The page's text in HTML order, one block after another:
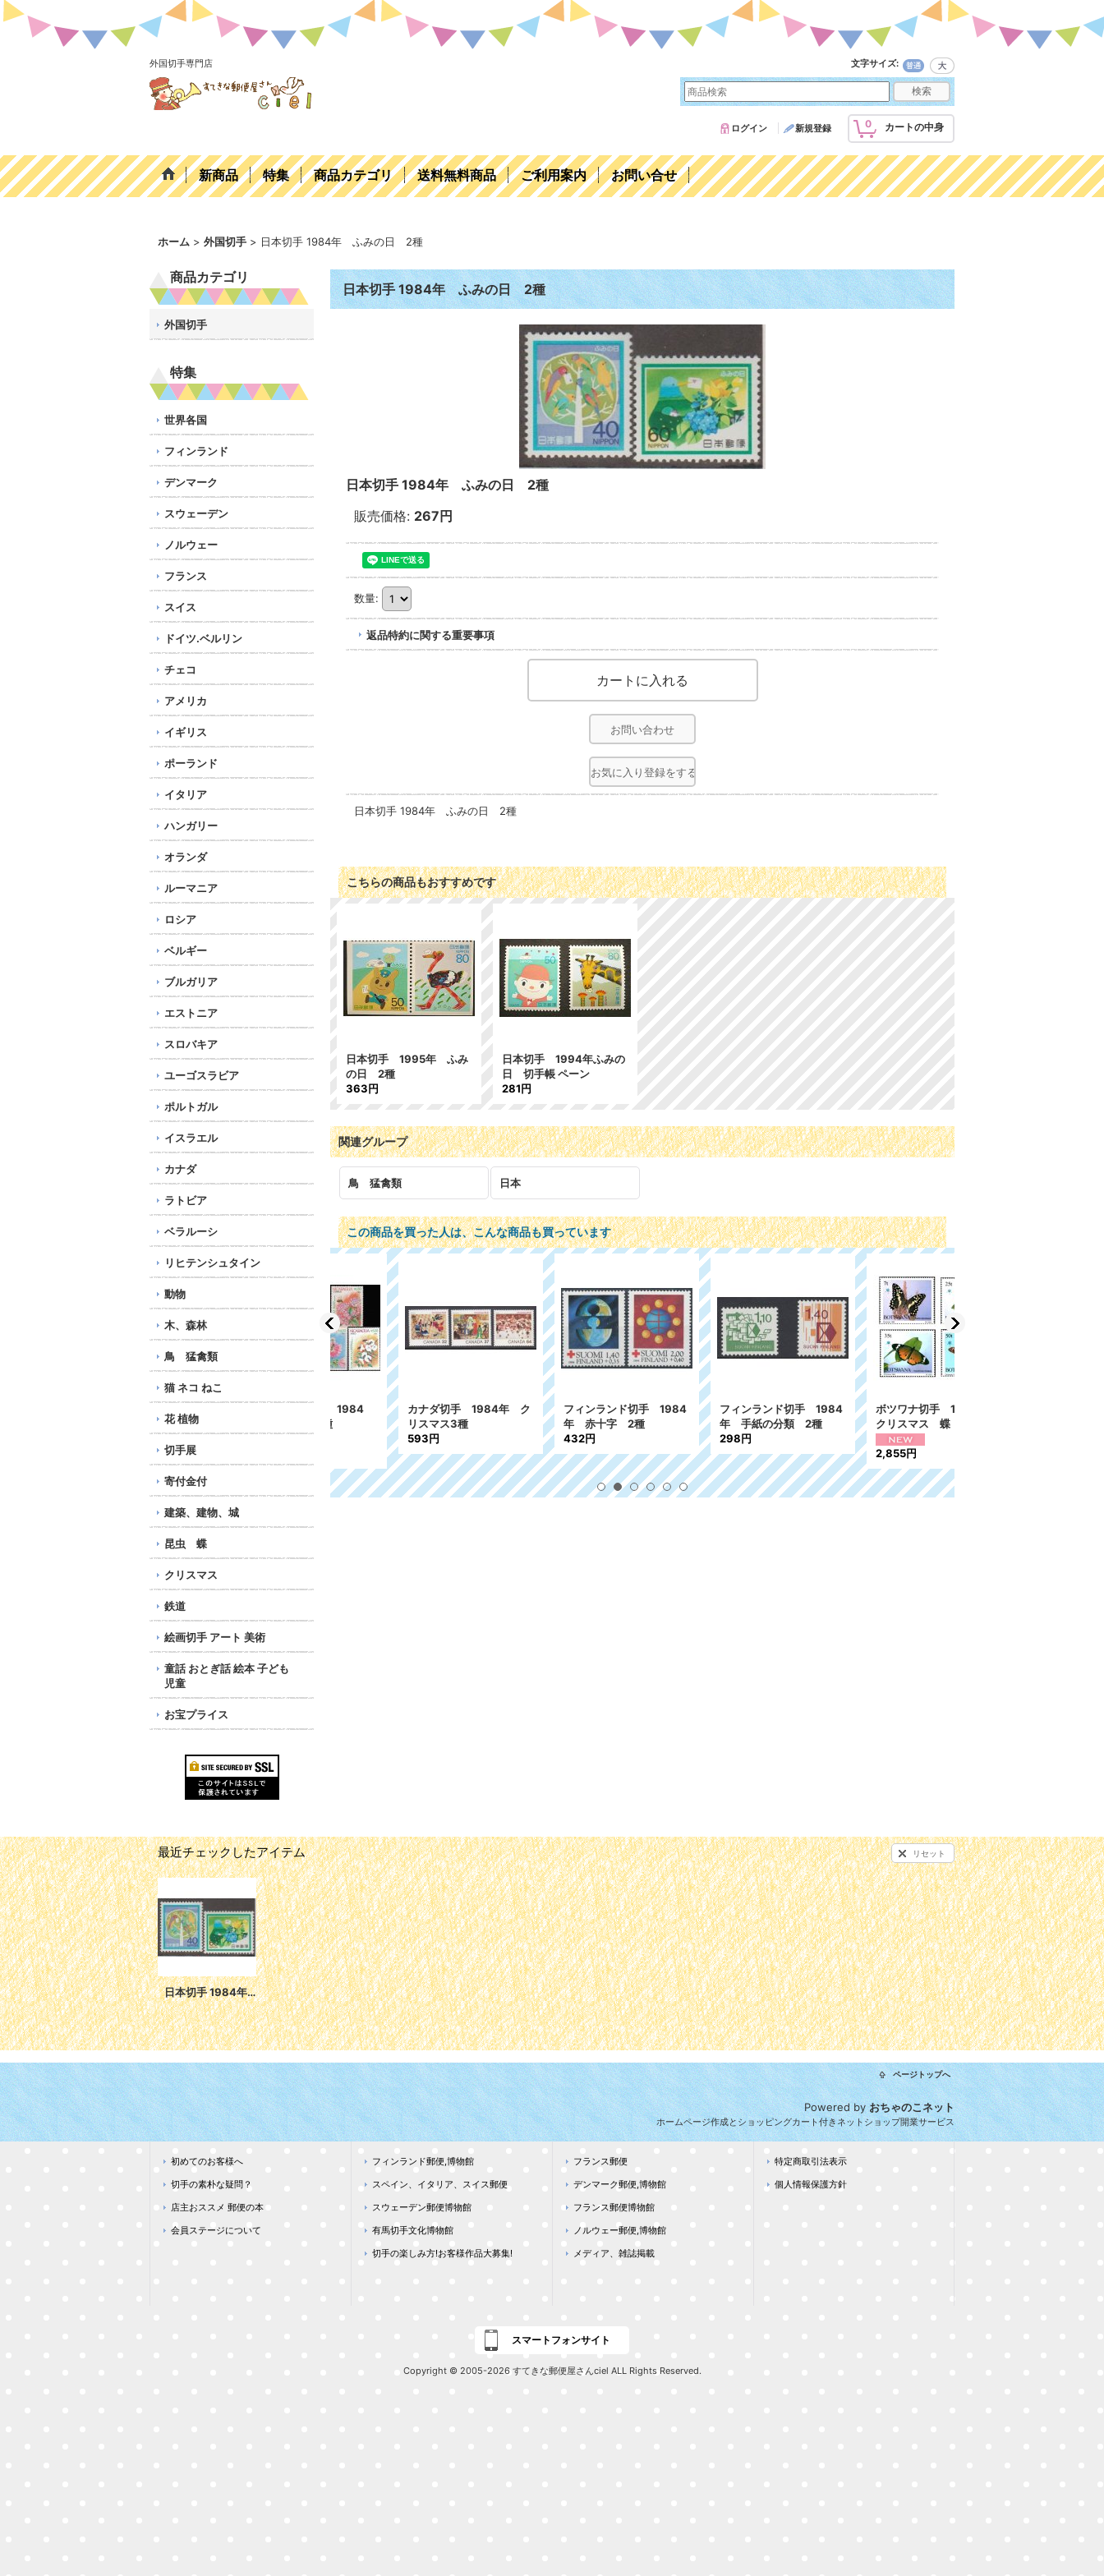
外国切手専門店 文字サイズ:
0 カートの中身
ログイン 新規登録
新商品 特集 商品カテゴリ 送料無料商品 ご利用案内 お問い合せ
ホーム > 外国切手 > 日本切手 1984年 ふみの日 2種
商品カテゴリ
外国切手
特集
世界各国
フィンランド
デンマーク
スウェーデン
ノルウェー
フランス
スイス
ドイツ.ベルリン
チェコ
アメリカ
イギリス
ポーランド
イタリア
ハンガリー
オランダ
ルーマニア
ロシア
ベルギー
ブルガリア
エストニア
スロバキア
ユーゴスラビア
ポルトガル
イスラエル
カナダ
ラトビア
ベラルーシ
リヒテンシュタイン
動物
木、森林
鳥 猛禽類
猫 ネコ ねこ
花 植物
切手展
寄付金付
建築、建物、城
昆虫 蝶
クリスマス
鉄道
絵画切手 アート 美術
童話 おとぎ話 絵本 子ども
児童
お宝プライス
日本切手 1984年 ふみの日 2種
日本切手 1984年 ふみの日 2種
販売価格: 267円
数量:
返品特約に関する重要事項
お問い合わせ
お気に入り登録をする
日本切手 1984年 ふみの日 2種
こちらの商品もおすすめです
日本切手 1995年 ふみ
の日 2種
363円
日本切手 1994年ふみの
日 切手帳 ペーン
281円
関連グループ
鳥 猛禽類 日本
この商品を買った人は、こんな商品も買っています
年 蜂 花 7種
728円
カナダ切手 1984年 ク
リスマス3種
フィンランド切手 1984
年 赤十字 2種
フィンランド切手 1984
年 手紙の分類 2種
ボツワナ切手 1984年
クリスマス 蝶 4種
2,855円
最近チェックしたアイテム リセット
日本切手 1984年 ふみの日 2種
ページトップへ
Powered byおちゃのこネット
ホームページ作成とショッピングカート付きネットショップ開業サービス
初めてのお客様へ
切手の素朴な疑問？
店主おススメ 郵便の本
会員ステージについて
フィンランド郵便,博物館
スペイン、イタリア、スイス郵便
スウェーデン郵便博物館
有馬切手文化博物館
切手の楽しみ方!お客様作品大募集!
フランス郵便
デンマーク郵便,博物館
フランス郵便博物館
ノルウェー郵便,博物館
メディア、雑誌掲載
特定商取引法表示
個人情報保護方針
スマートフォンサイト
Copyright © 2005-2026 すてきな郵便屋さんciel ALL Rights Reserved.